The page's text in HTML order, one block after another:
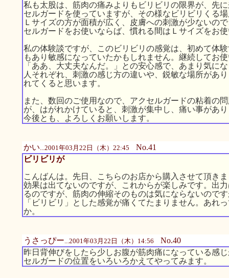
私も太股は、筋肉の痛みよりもビリビリの限界が、先
セルガードを使っていますが、その様なビリビリくる
Ｌサイズの方が面積が広く、皮膚への刺激が少ないの
セルガードをお使いならば、慣れる間はＬサイズをお
私の体験談ですが、このビリビリの感覚は、初めて体
もあり敏感になっていたかもしれません。継続してお
「ああ、大丈夫なんだ。」との安心感で、あまり気に
人それぞれ、刺激の感じ方の違いや、鋭敏な場所があ
れてくると思います。
また、数回のご使用なので、アクセルガードの粘着の
が、はがれかけていると、刺激が集中し、痛い事があ
今後とも、よろしくお願いします。
かい...2001年03月22日（木）22:45 No.41
ビリビリが
こんばんは。先日、こちらのお店から購入させて頂き
効果は出てないのですが、これからが楽しみです。出
るのですが、筋肉の伸縮そのものは気にならないので
「ビリビリ」とした感覚が痛くてたまりません。あれ
か。
うさっぴー...2001年03月22日（木）14:56 No.40
昨日背伸びをしたら少しお腹が筋肉痛になっている感
セルガードの位置をいろいろかえてやってみます。